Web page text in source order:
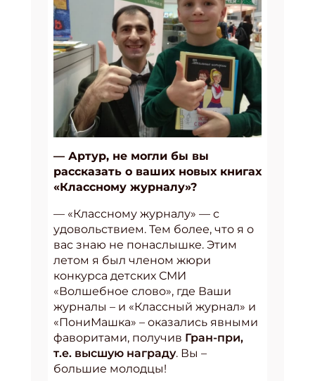
— Артур, не могли бы вы
рассказать о ваших новых книгах
«Классному журналу»?
— «Классному журналу» — с
удовольствием. Тем более, что я о
вас знаю не понаслышке. Этим
летом я был членом жюри
конкурса детских СМИ
«Волшебное слово», где Ваши
журналы – и «Классный журнал» и
«ПониМашка» – оказались явными
фаворитами, получив Гран-при,
т.е. высшую награду. Вы –
большие молодцы!